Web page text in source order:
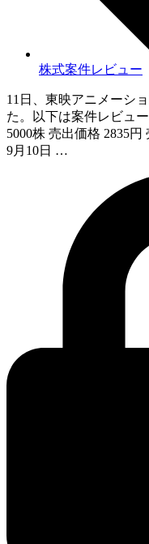
株式案件レビュー
11日、東映アニメーシ
た。以下は案件レビュ
5000株 売出価格 2835円
9月10日 …